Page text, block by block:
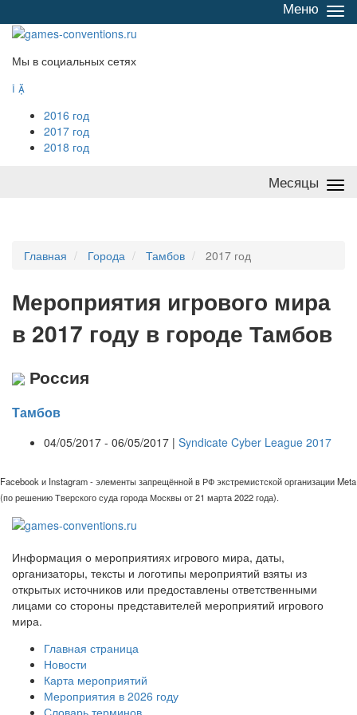
/
Меню
Мы в социальных сетях
 
2016 год
2017 год
2018 год
Месяцы
Главная Города Тамбов 2017 год
Мероприятия игрового мира
в 2017 году в городе Тамбов
Россия
Тамбов
04/05/2017 - 06/05/2017 | Syndicate Cyber League 2017
Facebook и Instagram - элементы запрещённой в РФ экстремистской организации Meta
(по решению Тверского суда города Москвы от 21 марта 2022 года).
Информация о мероприятиях игрового мира, даты,
организаторы, тексты и логотипы мероприятий взяты из
открытых источников или предоставлены ответственными
лицами со стороны представителей мероприятий игрового
мира.
Главная страница
Новости
Карта мероприятий
Мероприятия в 2026 году